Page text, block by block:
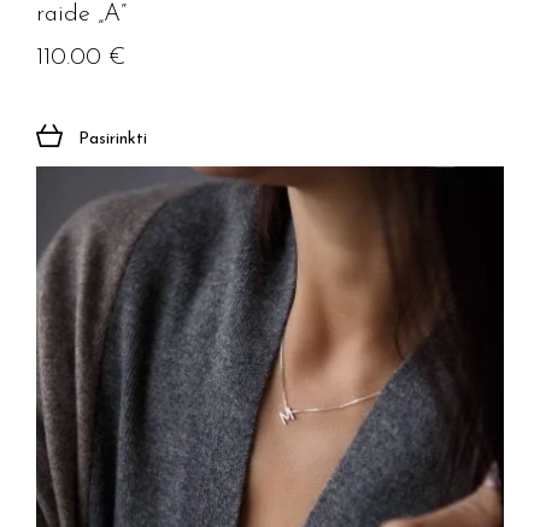
raide „A”
110.00 €
Pasirinkti